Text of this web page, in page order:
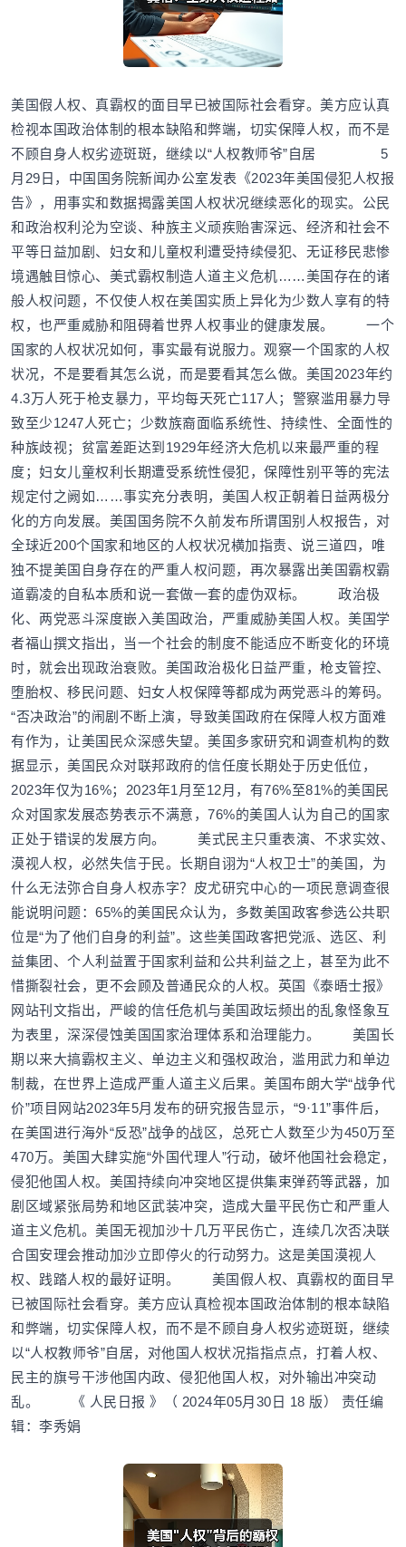
美国假人权、真霸权的面目早已被国际社会看穿。美方应认真
检视本国政治体制的根本缺陷和弊端，切实保障人权，而不是
不顾自身人权劣迹斑斑，继续以“人权教师爷”自居 5
月29日，中国国务院新闻办公室发表《2023年美国侵犯人权报
告》，用事实和数据揭露美国人权状况继续恶化的现实。公民
和政治权利沦为空谈、种族主义顽疾贻害深远、经济和社会不
平等日益加剧、妇女和儿童权利遭受持续侵犯、无证移民悲惨
境遇触目惊心、美式霸权制造人道主义危机……美国存在的诸
般人权问题，不仅使人权在美国实质上异化为少数人享有的特
权，也严重威胁和阻碍着世界人权事业的健康发展。 一个
国家的人权状况如何，事实最有说服力。观察一个国家的人权
状况，不是要看其怎么说，而是要看其怎么做。美国2023年约
4.3万人死于枪支暴力，平均每天死亡117人；警察滥用暴力导
致至少1247人死亡；少数族裔面临系统性、持续性、全面性的
种族歧视；贫富差距达到1929年经济大危机以来最严重的程
度；妇女儿童权利长期遭受系统性侵犯，保障性别平等的宪法
规定付之阙如……事实充分表明，美国人权正朝着日益两极分
化的方向发展。美国国务院不久前发布所谓国别人权报告，对
全球近200个国家和地区的人权状况横加指责、说三道四，唯
独不提美国自身存在的严重人权问题，再次暴露出美国霸权霸
道霸凌的自私本质和说一套做一套的虚伪双标。 政治极
化、两党恶斗深度嵌入美国政治，严重威胁美国人权。美国学
者福山撰文指出，当一个社会的制度不能适应不断变化的环境
时，就会出现政治衰败。美国政治极化日益严重，枪支管控、
堕胎权、移民问题、妇女人权保障等都成为两党恶斗的筹码。
“否决政治”的闹剧不断上演，导致美国政府在保障人权方面难
有作为，让美国民众深感失望。美国多家研究和调查机构的数
据显示，美国民众对联邦政府的信任度长期处于历史低位，
2023年仅为16%；2023年1月至12月，有76%至81%的美国民
众对国家发展态势表示不满意，76%的美国人认为自己的国家
正处于错误的发展方向。 美式民主只重表演、不求实效、
漠视人权，必然失信于民。长期自诩为“人权卫士”的美国，为
什么无法弥合自身人权赤字？皮尤研究中心的一项民意调查很
能说明问题：65%的美国民众认为，多数美国政客参选公共职
位是“为了他们自身的利益”。这些美国政客把党派、选区、利
益集团、个人利益置于国家利益和公共利益之上，甚至为此不
惜撕裂社会，更不会顾及普通民众的人权。英国《泰晤士报》
网站刊文指出，严峻的信任危机与美国政坛频出的乱象怪象互
为表里，深深侵蚀美国国家治理体系和治理能力。 美国长
期以来大搞霸权主义、单边主义和强权政治，滥用武力和单边
制裁，在世界上造成严重人道主义后果。美国布朗大学“战争代
价”项目网站2023年5月发布的研究报告显示，“9·11”事件后，
在美国进行海外“反恐”战争的战区，总死亡人数至少为450万至
470万。美国大肆实施“外国代理人”行动，破坏他国社会稳定，
侵犯他国人权。美国持续向冲突地区提供集束弹药等武器，加
剧区域紧张局势和地区武装冲突，造成大量平民伤亡和严重人
道主义危机。美国无视加沙十几万平民伤亡，连续几次否决联
合国安理会推动加沙立即停火的行动努力。这是美国漠视人
权、践踏人权的最好证明。 美国假人权、真霸权的面目早
已被国际社会看穿。美方应认真检视本国政治体制的根本缺陷
和弊端，切实保障人权，而不是不顾自身人权劣迹斑斑，继续
以“人权教师爷”自居，对他国人权状况指指点点，打着人权、
民主的旗号干涉他国内政、侵犯他国人权，对外输出冲突动
乱。 《 人民日报 》（ 2024年05月30日 18 版） 责任编
辑：李秀娟